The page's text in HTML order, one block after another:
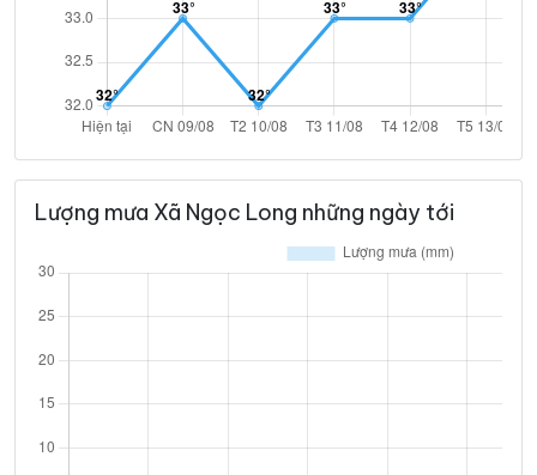
Lượng mưa Xã Ngọc Long những ngày tới